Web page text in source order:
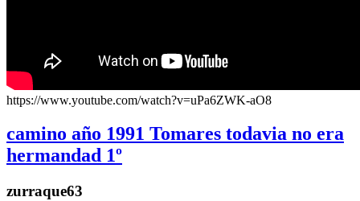
https://www.youtube.com/watch?v=uPa6ZWK-aO8
camino año 1991 Tomares todavia no era
hermandad 1º
zurraque63